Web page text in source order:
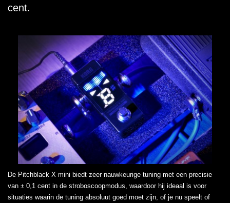
cent.
De Pitchblack X mini biedt zeer nauwkeurige tuning met een precisie
van ± 0,1 cent in de stroboscoopmodus, waardoor hij ideaal is voor
situaties waarin de tuning absoluut goed moet zijn, of je nu speelt of